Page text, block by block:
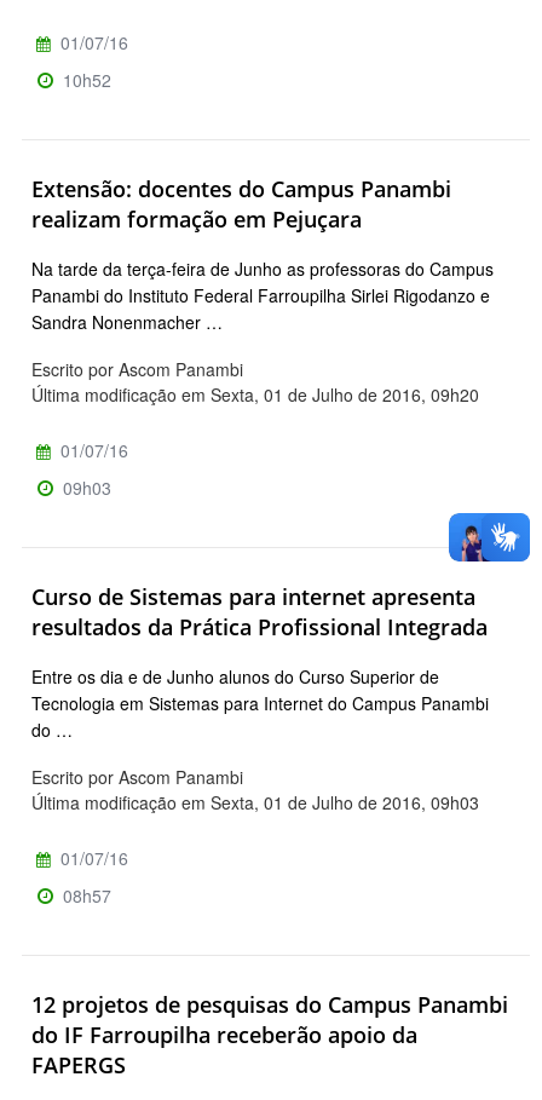
01/07/16
10h52
Extensão: docentes do Campus Panambi
realizam formação em Pejuçara
Na tarde da terça-feira de Junho as professoras do Campus
Panambi do Instituto Federal Farroupilha Sirlei Rigodanzo e
Sandra Nonenmacher …
Escrito por Ascom Panambi
Última modificação em Sexta, 01 de Julho de 2016, 09h20
01/07/16
09h03
Curso de Sistemas para internet apresenta
resultados da Prática Profissional Integrada
Entre os dia e de Junho alunos do Curso Superior de
Tecnologia em Sistemas para Internet do Campus Panambi
do …
Escrito por Ascom Panambi
Última modificação em Sexta, 01 de Julho de 2016, 09h03
01/07/16
08h57
12 projetos de pesquisas do Campus Panambi
do IF Farroupilha receberão apoio da
FAPERGS